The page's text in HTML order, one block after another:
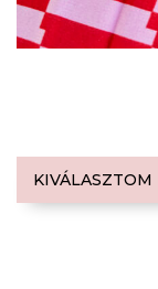
KIVÁLASZTOM